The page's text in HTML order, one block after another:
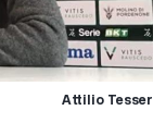
Attilio Tesser